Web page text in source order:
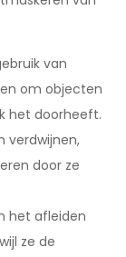
van
om objecten
het doorheeft.
verdwijnen,
door ze
het afleiden
ze de